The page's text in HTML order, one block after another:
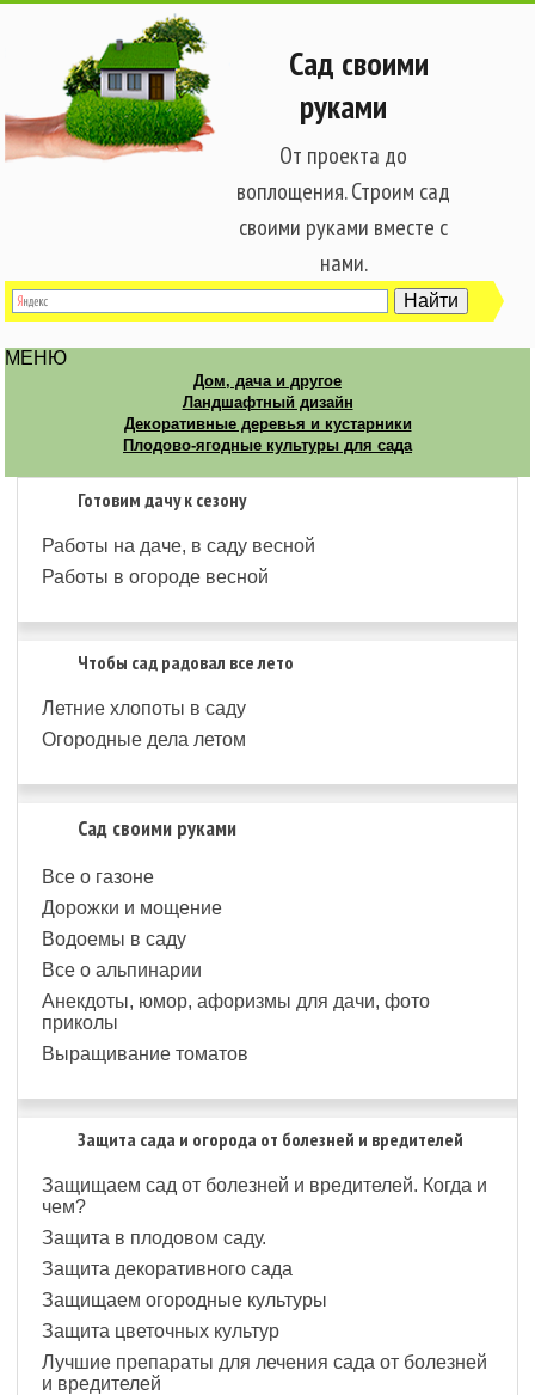
Сад своими
руками
От проекта до
воплощения. Строим сад
своими руками вместе с
нами.
МЕНЮ
Дом, дача и другое
Ландшафтный дизайн
Декоративные деревья и кустарники
Плодово-ягодные культуры для сада
Готовим дачу к сезону
Работы на даче, в саду весной
Работы в огороде весной
Чтобы сад радовал все лето
Летние хлопоты в саду
Огородные дела летом
Сад своими руками
Все о газоне
Дорожки и мощение
Водоемы в саду
Все о альпинарии
Анекдоты, юмор, афоризмы для дачи, фото
приколы
Выращивание томатов
Защита сада и огорода от болезней и вредителей
Защищаем сад от болезней и вредителей. Когда и
чем?
Защита в плодовом саду.
Защита декоративного сада
Защищаем огородные культуры
Защита цветочных культур
Лучшие препараты для лечения сада от болезней
и вредителей